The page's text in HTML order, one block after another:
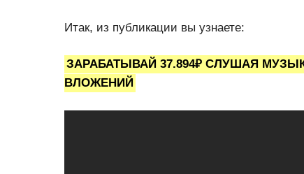
Итак, из публикации вы узнаете:
ЗАРАБАТЫВАЙ 37.894₽ СЛУШАЯ
ВЛОЖЕНИЙ